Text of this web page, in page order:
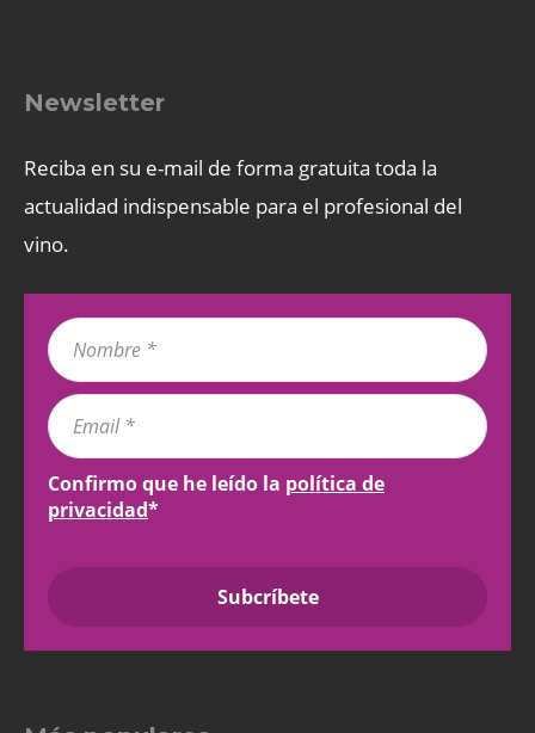
Newsletter
Reciba en su e-mail de forma gratuita toda la
actualidad indispensable para el profesional del
vino.
Confirmo que he leído la política de
privacidad*